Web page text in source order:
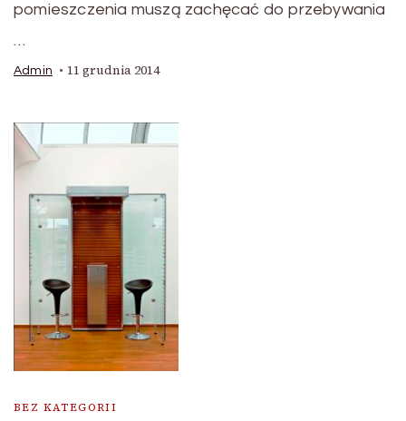
pomieszczenia muszą zachęcać do przebywania
…
Admin 11 grudnia 2014
BEZ KATEGORII